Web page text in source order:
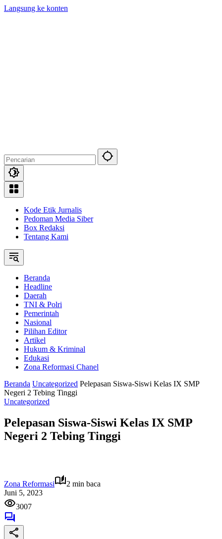
Langsung ke konten
Kode Etik Jurnalis
Pedoman Media Siber
Box Redaksi
Tentang Kami
Beranda
Headline
Daerah
TNI & Polri
Pemerintah
Nasional
Pilihan Editor
Artikel
Hukum & Kriminal
Edukasi
Zona Reformasi Chanel
Beranda Uncategorized Pelepasan Siswa-Siswi Kelas IX SMP
Negeri 2 Tebing Tinggi
Uncategorized
Pelepasan Siswa-Siswi Kelas IX SMP
Negeri 2 Tebing Tinggi
Zona Reformasi
2 min baca
Juni 5, 2023
3007